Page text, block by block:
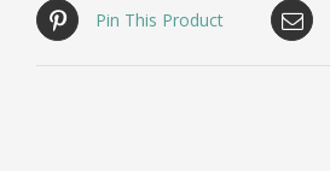
Pin This Product